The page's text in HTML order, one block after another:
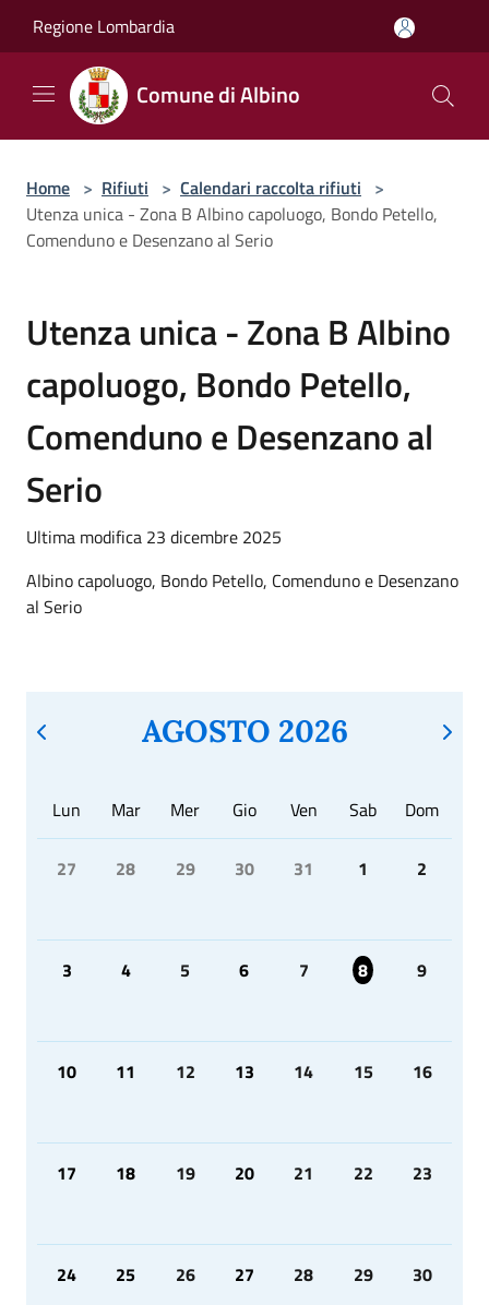
Regione Lombardia
Comune di Albino
Home > Rifiuti > Calendari raccolta rifiuti >
Utenza unica - Zona B Albino capoluogo, Bondo Petello,
Comenduno e Desenzano al Serio
Utenza unica - Zona B Albino
capoluogo, Bondo Petello,
Comenduno e Desenzano al
Serio
Ultima modifica 23 dicembre 2025
Albino capoluogo, Bondo Petello, Comenduno e Desenzano
al Serio
AGOSTO 2026
Lun Mar Mer Gio Ven Sab Dom
27 28 29 30 31 1 2
3 4 5 6 7 8 9
10 11 12 13 14 15 16
17 18 19 20 21 22 23
24 25 26 27 28 29 30